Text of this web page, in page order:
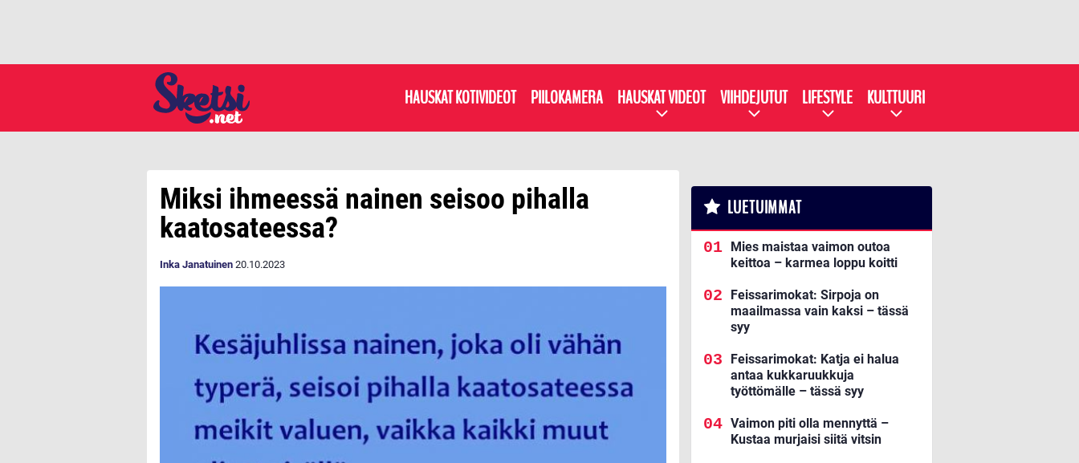
HAUSKAT KOTIVIDEOT PIILOKAMERA HAUSKAT VIDEOT VIIHDEJUTUT LIFESTYLE KULTTUURI
Miksi ihmeessä nainen seisoo pihalla
kaatosateessa?
Inka Janatuinen 20.10.2023
LUETUIMMAT
Mies maistaa vaimon outoa
keittoa – karmea loppu koitti
Feissarimokat: Sirpoja on
maailmassa vain kaksi – tässä
syy
Feissarimokat: Katja ei halua
antaa kukkaruukkuja
työttömälle – tässä syy
Vaimon piti olla mennyttä –
Kustaa murjaisi siitä vitsin